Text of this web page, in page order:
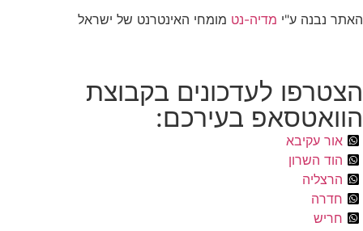
האתר נבנה ע"י מדיה-נט מומחי האינטרנט של ישראל
הצטרפו לעדכונים בקבוצת
הוואטסאפ בעירכם:
אור עקיבא
הוד השרון
הרצליה
חדרה
חריש